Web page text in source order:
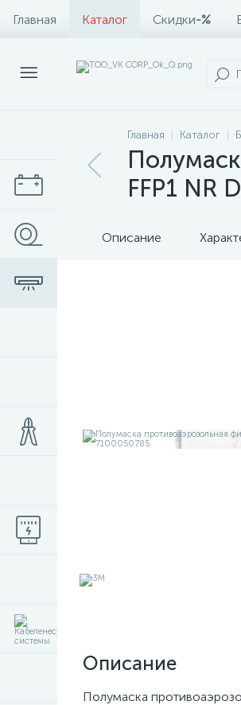
Главная Каталог Скидки-%
Главная Каталог
FFP1 NR
Описание
Описание
Полумаска